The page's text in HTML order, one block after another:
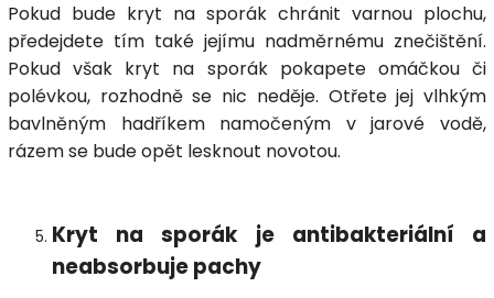
Pokud bude kryt na sporák chránit varnou plochu,
předejdete tím také jejímu nadměrnému znečištění.
Pokud však kryt na sporák pokapete omáčkou či
polévkou, rozhodně se nic neděje. Otřete jej vlhkým
bavlněným hadříkem namočeným v jarové vodě,
rázem se bude opět lesknout novotou.
Kryt na sporák je antibakteriální a
neabsorbuje pachy